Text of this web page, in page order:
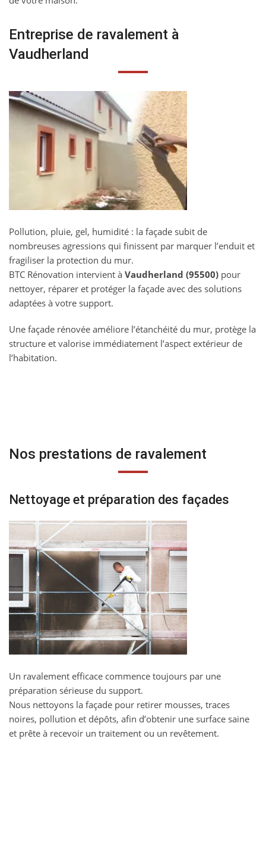
Entreprise de ravalement à
Vaudherland
Pollution, pluie, gel, humidité : la façade subit de
nombreuses agressions qui finissent par marquer l’enduit et
fragiliser la protection du mur.
BTC Rénovation intervient à Vaudherland (95500) pour
nettoyer, réparer et protéger la façade avec des solutions
adaptées à votre support.
Une façade rénovée améliore l’étanchéité du mur, protège la
structure et valorise immédiatement l’aspect extérieur de
l’habitation.
Nos prestations de ravalement
Nettoyage et préparation des façades
Un ravalement efficace commence toujours par une
préparation sérieuse du support.
Nous nettoyons la façade pour retirer mousses, traces
noires, pollution et dépôts, afin d’obtenir une surface saine
et prête à recevoir un traitement ou un revêtement.